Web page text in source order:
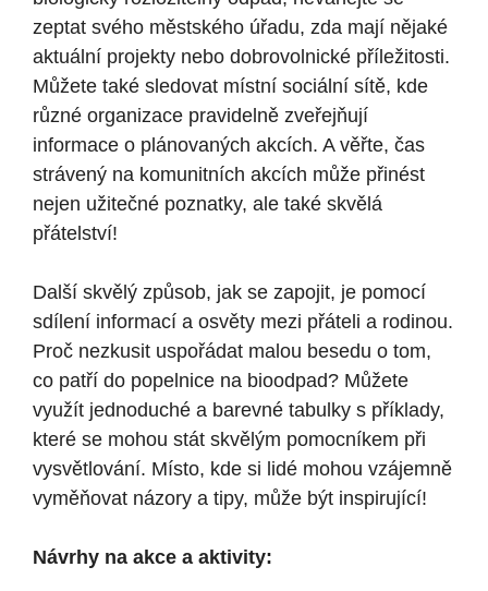
zeptat svého městského úřadu, zda mají nějaké
aktuální projekty nebo dobrovolnické příležitosti.
Můžete také sledovat místní sociální sítě, kde
různé organizace pravidelně zveřejňují
informace o plánovaných akcích. A věřte, čas
strávený na komunitních akcích může přinést
nejen užitečné poznatky, ale také skvělá
přátelství!
Další skvělý způsob, jak se zapojit, je pomocí
sdílení informací a osvěty mezi přáteli a rodinou.
Proč nezkusit uspořádat malou besedu o tom,
co patří do popelnice na bioodpad? Můžete
využít jednoduché a barevné tabulky s příklady,
které se mohou stát skvělým pomocníkem při
vysvětlování. Místo, kde si lidé mohou vzájemně
vyměňovat názory a tipy, může být inspirující!
Návrhy na akce a aktivity: